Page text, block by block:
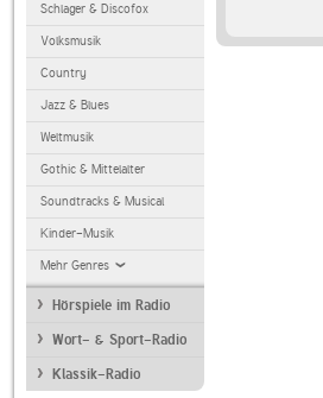
Schlager & Discofox
Volksmusik
Country
Jazz & Blues
Weltmusik
Gothic & Mittelalter
Soundtracks & Musical
Kinder-Musik
Mehr Genres
Hörspiele im Radio
Wort- & Sport-Radio
Klassik-Radio